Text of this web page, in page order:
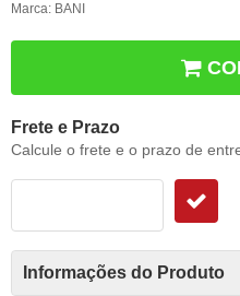
Marca: BANI
Frete e Prazo
Calcule o frete e o prazo de
Informações do Produto